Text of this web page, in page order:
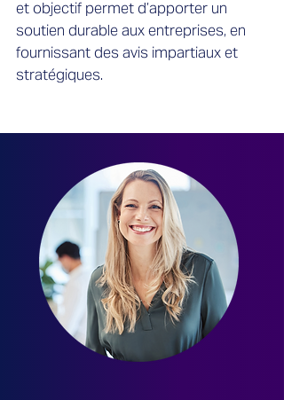
et objectif permet d’apporter un
soutien durable aux entreprises, en
fournissant des avis impartiaux et
stratégiques.